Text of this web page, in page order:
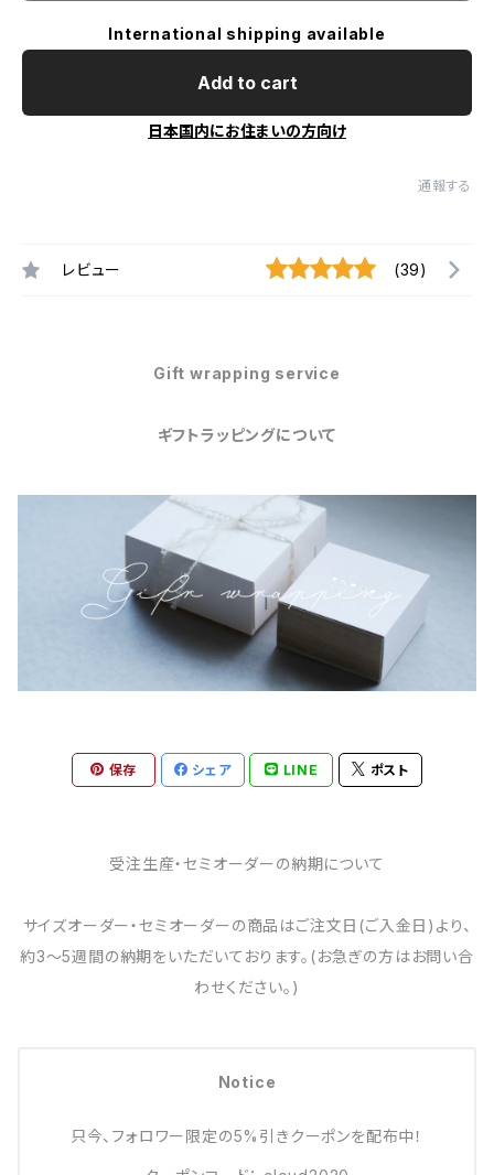
International shipping available
Add to cart
日本国内にお住まいの方向け
通報する
レビュー (39)
Gift wrapping service
ギフトラッピングについて
保存 シェア LINE ポスト
受注生産・セミオーダーの納期について
サイズオーダー・セミオーダーの商品はご注文日(ご入金日)より、
約3～5週間の納期をいただいております。(お急ぎの方はお問い合
わせください。)
Notice
只今、フォロワー限定の5%引きクーポンを配布中！